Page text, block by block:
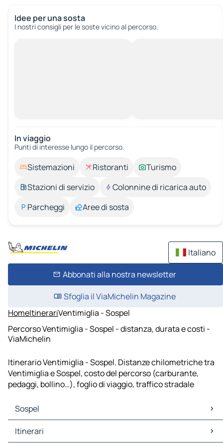
Idee per una sosta
I nostri consigli per le soste vicino al percorso.
In viaggio
Punti di interesse lungo il percorso.
Sistemazioni Ristoranti
Turismo
Stazioni di servizio
Colonnine di ricarica auto
Parcheggi
Aree di sosta
Italiano
Abbonati alla nostra newsletter
Sfoglia il ViaMichelin Magazine
HomeItinerariVentimiglia - Sospel
Percorso Ventimiglia - Sospel - distanza, durata e costi -
ViaMichelin
Itinerario Ventimiglia - Sospel. Distanze chilometriche tra
Ventimiglia e Sospel, costo del percorso (carburante,
pedaggi, bollino…), foglio di viaggio, traffico stradale
Sospel
Sospel Mappe Piantine
Sospel Traffico
Itinerari